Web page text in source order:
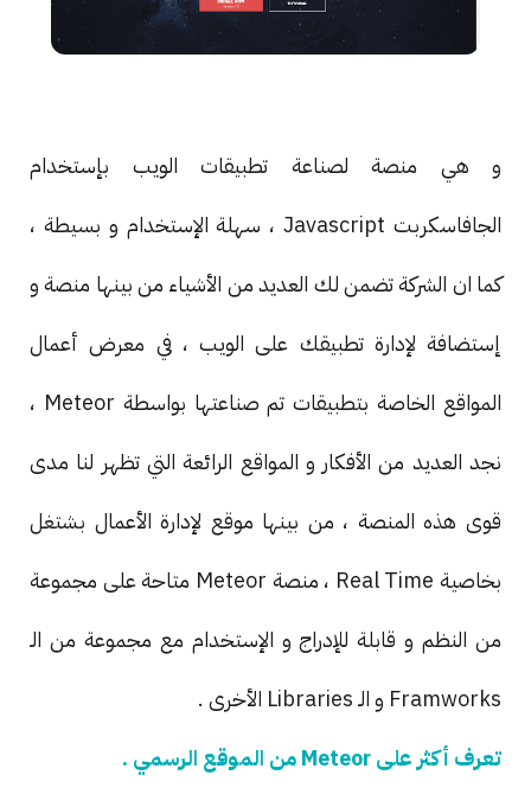
و هي منصة لصناعة تطبيقات الويب بإستخدام
الجافاسكربت Javascript ، سهلة الإستخدام و بسيطة ،
كما ان الشركة تضمن لك العديد من الأشياء من بينها منصة و
إستضافة لإدارة تطبيقك على الويب ، في معرض أعمال
المواقع الخاصة بتطبيقات تم صناعتها بواسطة Meteor ،
نجد العديد من الأفكار و المواقع الرائعة التي تظهر لنا مدى
قوى هذه المنصة ، من بينها موقع لإدارة الأعمال بشتغل
بخاصية Real Time ، منصة Meteor متاحة على مجموعة
من النظم و قابلة للإدراج و الإستخدام مع مجموعة من الـ
Framworks و الـ Libraries الأخرى .
تعرف أكثر على Meteor من الموقع الرسمي .